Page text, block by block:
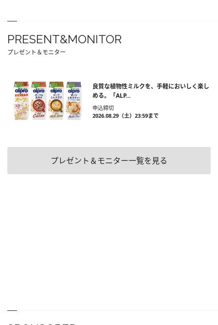
PRESENT&MONITOR
プレゼント＆モニター
良質な植物性ミルクを、手軽においしく楽し
める。「ALP...
申込締切
2026.08.29（土）23:59まで
プレゼント＆モニター一覧を見る